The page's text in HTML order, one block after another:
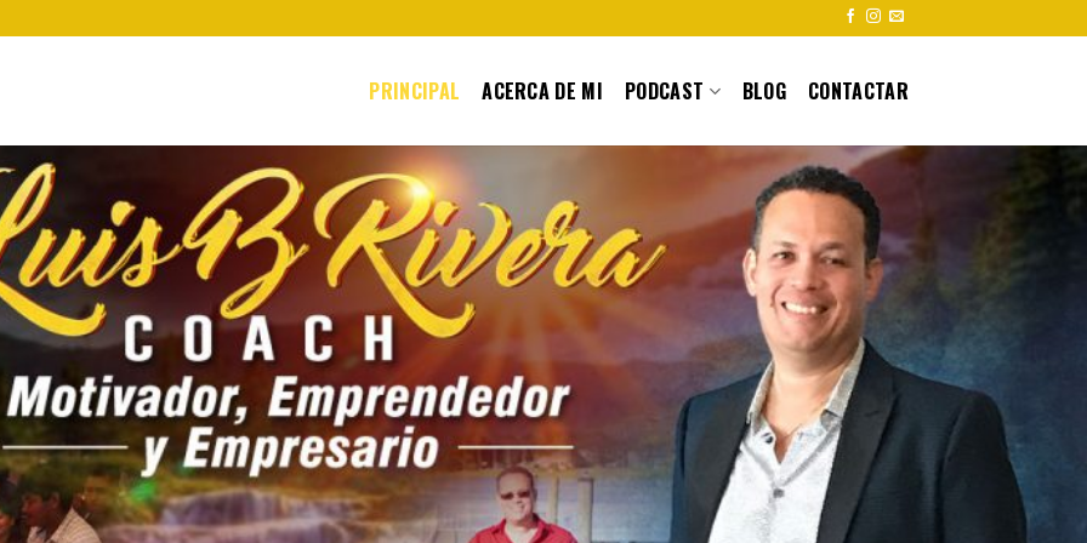
PRINCIPAL ACERCA DE MI PODCAST BLOG CONTACTAR